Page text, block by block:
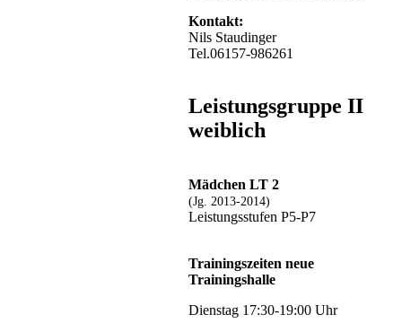
Kontakt:
Nils Staudinger
Tel.06157-986261
Leistungsgruppe II
weiblich
Mädchen LT 2
(Jg. 2013-2014)
Leistungsstufen P5-P7
Trainingszeiten neue
Trainingshalle
Dienstag 17:30-19:00 Uhr